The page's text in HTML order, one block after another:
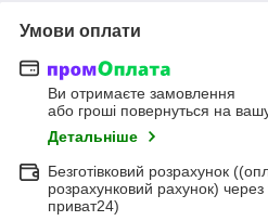
Умови оплати
Ви отримаєте замовлення
або гроші повернуться на
Детальніше
Безготівковий розрахунок
розрахунковий рахунок)
приват24)